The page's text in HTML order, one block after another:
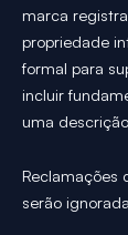
marca
propriedade
formal para
incluir
uma
Reclamações
serão